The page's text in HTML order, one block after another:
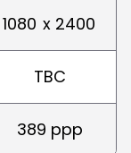
1080 x 2400
TBC
389 ppp